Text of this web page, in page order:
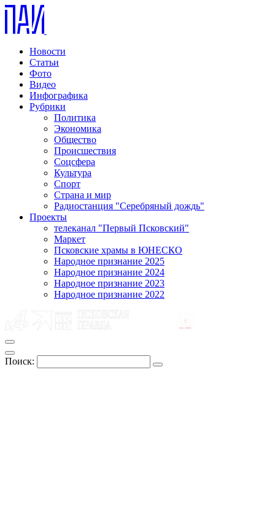
Новости
Статьи
Фото
Видео
Инфографика
Рубрики
Политика
Экономика
Общество
Происшествия
Соцсфера
Культура
Спорт
Страна и мир
Радиостанция "Серебряный дождь"
Проекты
телеканал "Первый Псковский"
Маркет
Псковские храмы в ЮНЕСКО
Народное признание 2025
Народное признание 2024
Народное признание 2023
Народное признание 2022
Поиск: